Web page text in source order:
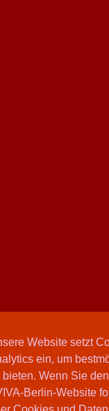
Website setzt
ein, um
bieten. Wenn Sie
Berlin-Website